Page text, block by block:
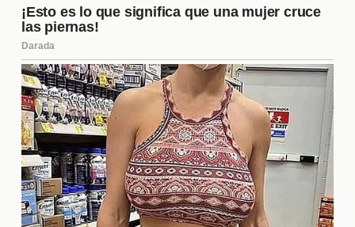
¿Qué impacto tendrá en la moral
del equipo?
El impacto en la moral del equipo puede ser
significativo. La llegada de nuevos jugadores
puede revitalizar a la plantilla, generando un
ambiente de competencia saludable. Sin embargo,
también existe el riesgo de que algunos jugadores
se sientan inseguros sobre su futuro en el club. La
gestión adecuada por parte de los entrenadores y
la directiva será crucial para asegurar que el equipo